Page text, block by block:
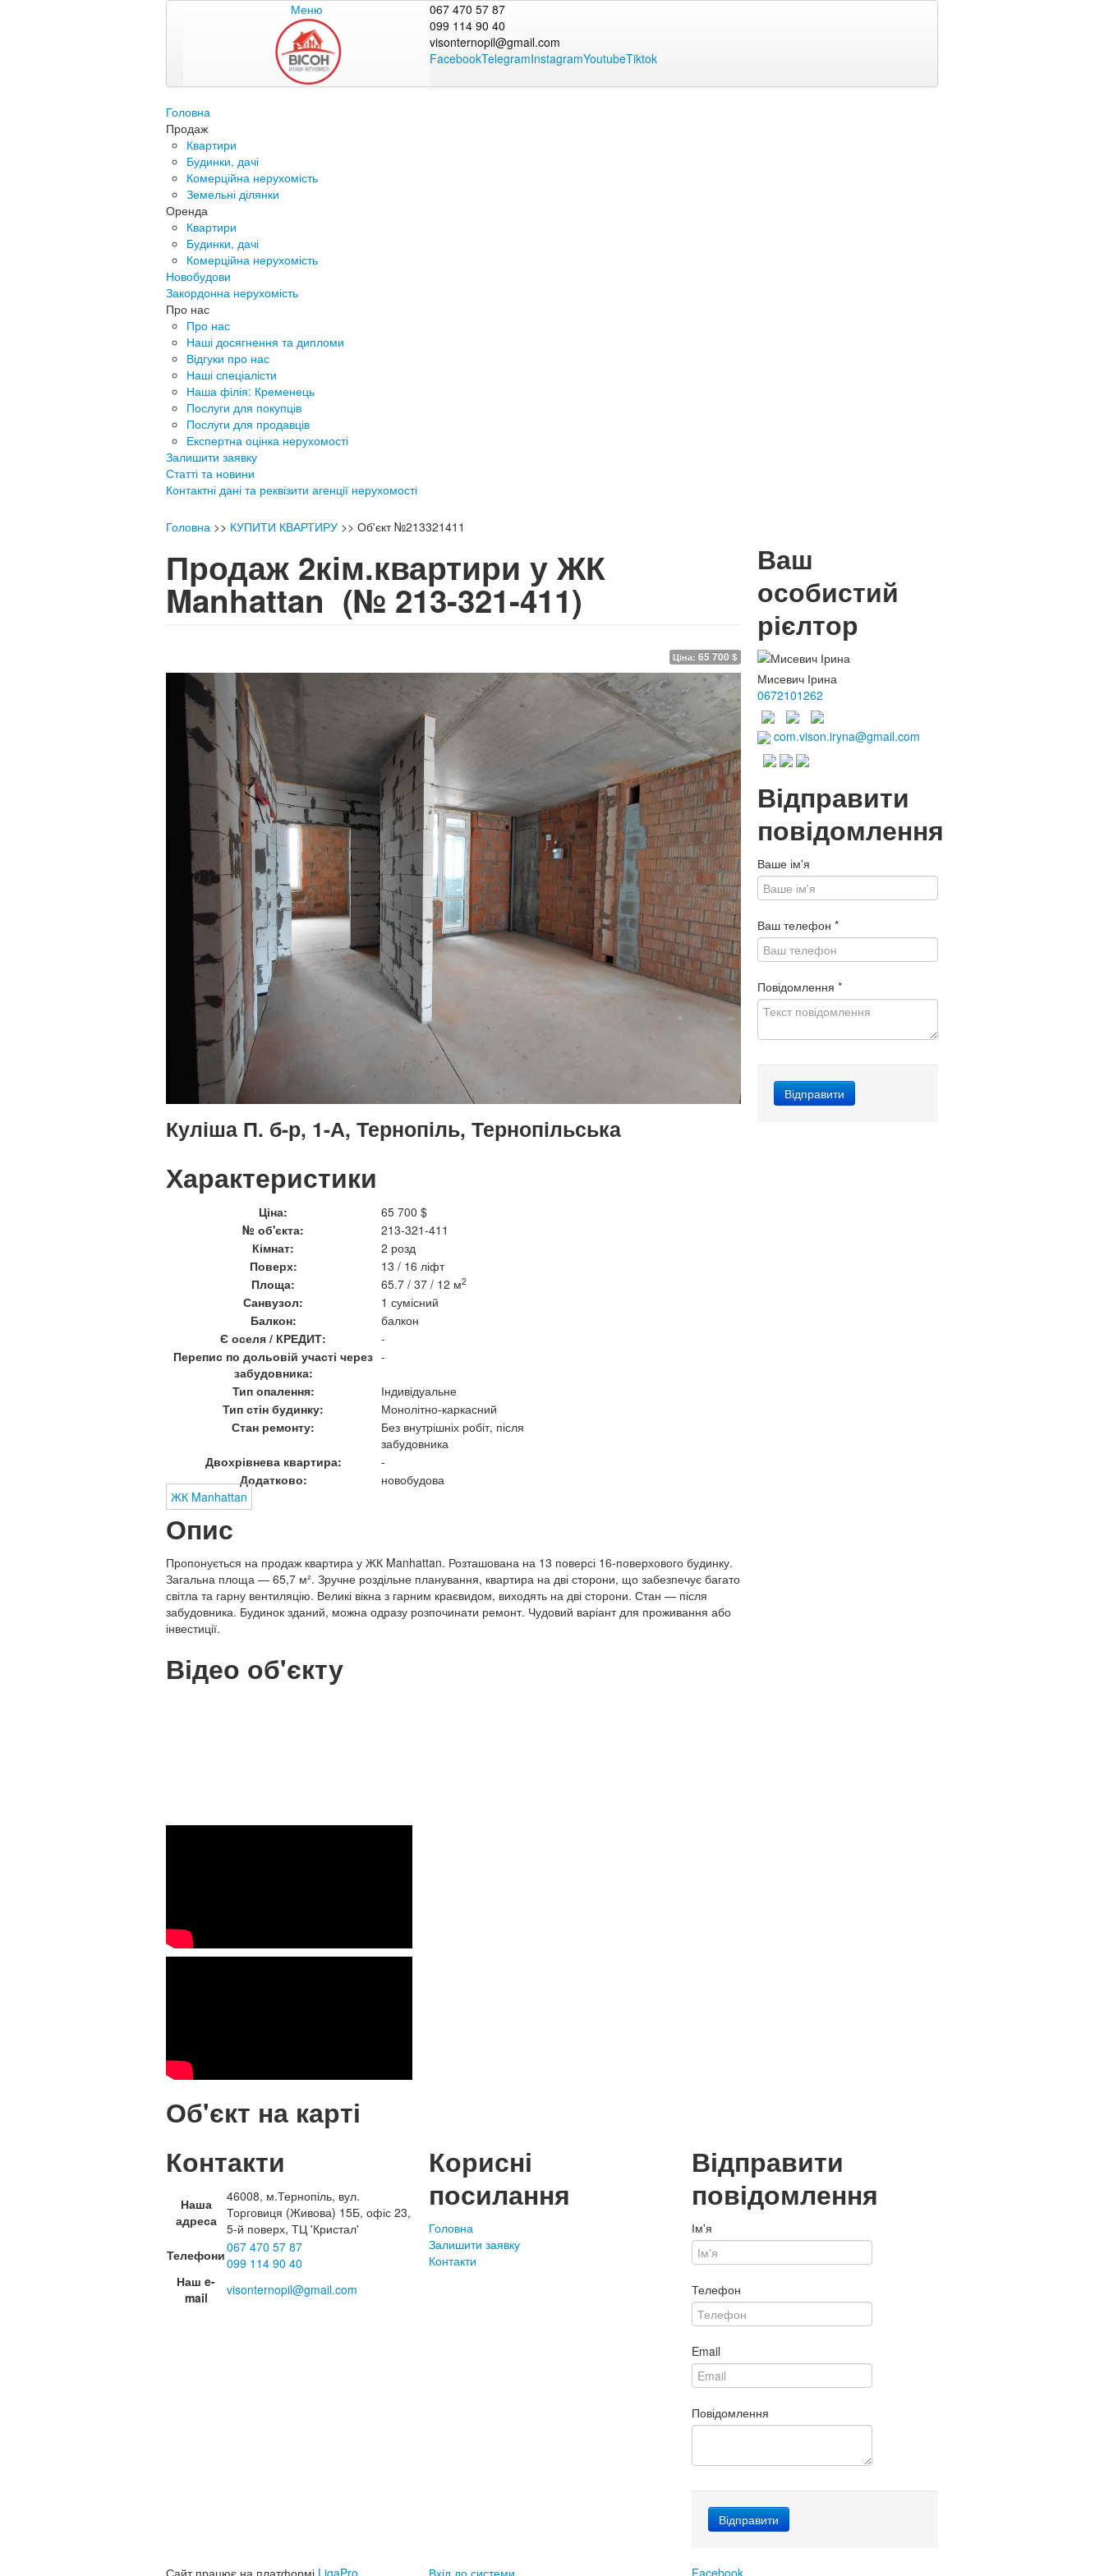
Меню
067 470 57 87
099 114 90 40
visonternopil@gmail.com
FacebookTelegramInstagramYoutubeTiktok
Головна
Продаж
Квартири
Будинки, дачі
Комерційна нерухомість
Земельні ділянки
Оренда
Квартири
Будинки, дачі
Комерційна нерухомість
Новобудови
Закордонна нерухомість
Про нас
Про нас
Наші досягнення та дипломи
Відгуки про нас
Наші спеціалісти
Наша філія: Кременець
Послуги для покупців
Послуги для продавців
Експертна оцінка нерухомості
Залишити заявку
Статті та новини
Контактні дані та реквізити агенції нерухомості
Головна >> КУПИТИ КВАРТИРУ >> Об'єкт №213321411
Продаж 2кім.квартири у ЖК
Manhattan (№ 213-321-411)
Ціна: 65 700 $
Куліша П. б-р, 1-А, Тернопіль, Тернопільська
Характеристики
Ціна:
65 700 $
№ об'єкта:
213-321-411
Кімнат:
2 розд
Поверх:
13 / 16 ліфт
Площа:
65.7 / 37 / 12 м2
Санвузол:
1 сумісний
Балкон:
балкон
Є оселя / КРЕДИТ:
-
Перепис по дольовій участі через
забудовника:
-
Тип опалення:
Індивідуальне
Тип стін будинку:
Монолітно-каркасний
Стан ремонту:
Без внутрішніх робіт, після
забудовника
Двохрівнева квартира:
-
Додатково:
новобудова
ЖК Manhattan
Опис
Пропонується на продаж квартира у ЖК Manhattan. Розташована на 13 поверсі 16-поверхового будинку.
Загальна площа — 65,7 м². Зручне роздільне планування, квартира на дві сторони, що забезпечує багато
світла та гарну вентиляцію. Великі вікна з гарним краєвидом, виходять на дві сторони. Стан — після
забудовника. Будинок зданий, можна одразу розпочинати ремонт. Чудовий варіант для проживання або
інвестиції.
Відео об'єкту
Об'єкт на карті
Ваш
особистий
рієлтор
Мисевич Ірина
0672101262
com.vison.iryna@gmail.com
Відправити
повідомлення
Ваше ім'я
Ваш телефон *
Повідомлення *
Контакти
Наша
адреса
46008, м.Тернопіль, вул.
Торговиця (Живова) 15Б, офіс 23,
5-й поверх, ТЦ 'Кристал'
Телефони067 470 57 87
099 114 90 40
Наш e-
mail
visonternopil@gmail.com
Корисні
посилання
Головна
Залишити заявку
Контакти
Відправити
повідомлення
Ім'я
Телефон
Email
Повідомлення
Сайт працює на платформі LigaPro Вхід до системи Facebook